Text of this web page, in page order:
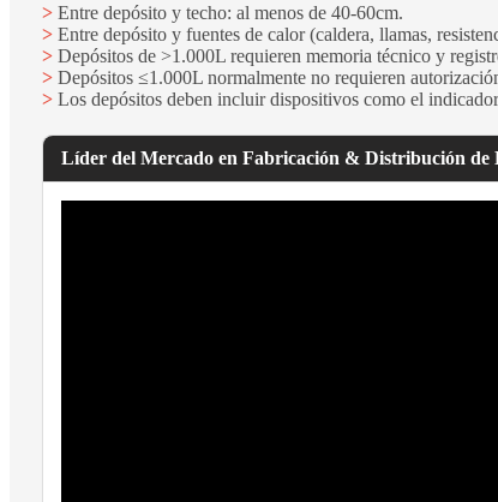
> Entre depósito y techo: al menos de 40-60cm.
> Entre depósito y fuentes de calor (caldera, llamas,
> Depósitos de >1.000L requieren memoria técnico y
> Depósitos ≤1.000L normalmente no requieren
> Los depósitos deben incluir dispositivos como el
Líder del Mercado en Fabricación & Distribución de